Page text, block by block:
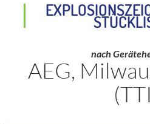
nach
AEG,